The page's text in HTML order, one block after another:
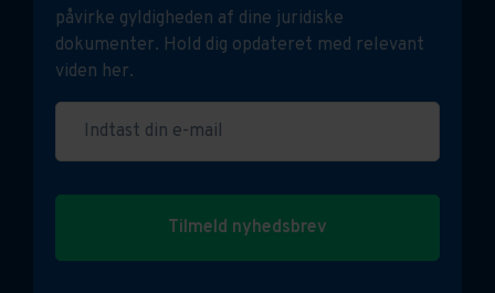
påvirke gyldigheden af dine juridiske
dokumenter. Hold dig opdateret med relevant
viden her.
Indtast din e-mail
Tilmeld nyhedsbrev